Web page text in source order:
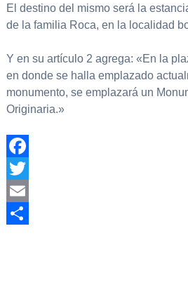
El destino del mismo será la
de la familia Roca, en la localidad
Y en su artículo 2 agrega: «En la
en donde se halla emplazado
monumento, se emplazará un
Originaria.»
Facebook
Twitter
Email